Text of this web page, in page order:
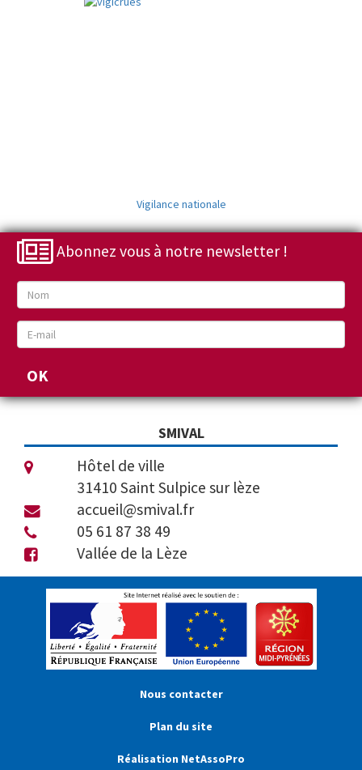
Vigilance nationale
Abonnez vous à notre newsletter !
SMIVAL
Hôtel de ville
31410 Saint Sulpice sur lèze
accueil@smival.fr
05 61 87 38 49
Vallée de la Lèze
Nous contacter
Plan du site
Réalisation NetAssoPro